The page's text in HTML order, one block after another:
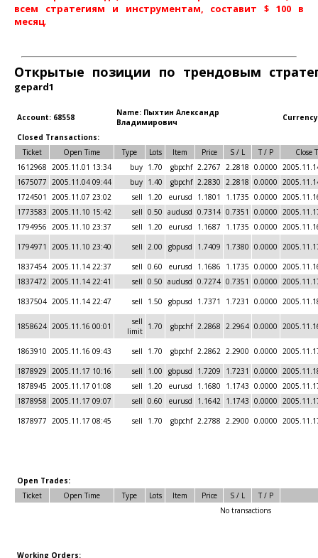
всем стратегиям и инструментам, составит $ 100 в
месяц.
Открытые позиции по трендовым
gepard1
Account: 68558
Name: Пыхтин Александр
Владимирович
Closed Transactions:
Ticket
Open Time Type Lots Item Price S / L T / P
Close
1612968 2005.11.01 13:34 buy 1.70 gbpchf 2.2767 2.2818 0.0000
1675077 2005.11.04 09:44 buy 1.40 gbpchf 2.2830 2.2818 0.0000
1724501
2005.11.07 23:02 sell 1.20 eurusd 1.1801 1.1735 0.0000
1773583 2005.11.10 15:42 sell 0.50 audusd 0.7314 0.7351 0.0000
1794956 2005.11.10 23:37 sell 1.20 eurusd 1.1687 1.1735 0.0000
1794971
2005.11.10 23:40 sell 2.00 gbpusd 1.7409 1.7380 0.0000
1837454 2005.11.14 22:37 sell 0.60 eurusd 1.1686 1.1735 0.0000
1837472 2005.11.14 22:41 sell 0.50 audusd 0.7274 0.7351 0.0000
1837504 2005.11.14 22:47 sell 1.50 gbpusd 1.7371 1.7231 0.0000
1858624 2005.11.16 00:01
sell
limit 1.70 gbpchf 2.2868 2.2964 0.0000
1863910 2005.11.16 09:43 sell 1.70 gbpchf 2.2862 2.2900 0.0000
1878929 2005.11.17 10:16 sell 1.00 gbpusd 1.7209 1.7231 0.0000
1878945 2005.11.17 01:08 sell 1.20 eurusd 1.1680 1.1743 0.0000
1878958 2005.11.17 09:07 sell 0.60 eurusd 1.1642 1.1743 0.0000
1878977 2005.11.17 08:45 sell 1.70 gbpchf 2.2788 2.2900 0.0000
Open Trades:
Ticket
Open Time Type Lots Item Price S / L
T / P
No transactions
Working Orders: